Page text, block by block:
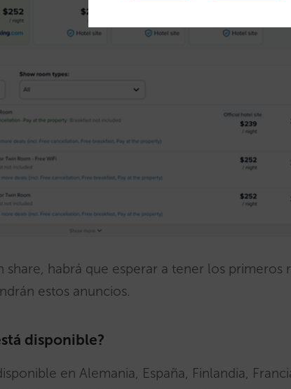
share, habrá que esperar a tener los primeros
estos anuncios.
disponible?
en Alemania, España, Finlandia,